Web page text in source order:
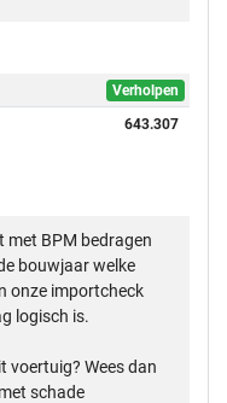
Verholpen
643.307
BPM bedragen
bouwjaar welke
onze importcheck
logisch is.
voertuig? Wees dan
schade